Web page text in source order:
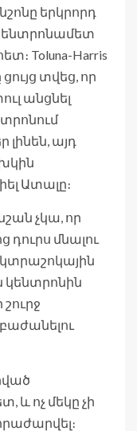
երկրորդ
կենտրոնամետ
Toluna-Harris
տվեց, որ
անցնել
այդ
Ատալը։
չկա, որ
մնալու
բաժանելու
և ոչ մեկը չի